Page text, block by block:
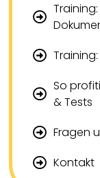
So
& Tests
Fragen
Kontakt